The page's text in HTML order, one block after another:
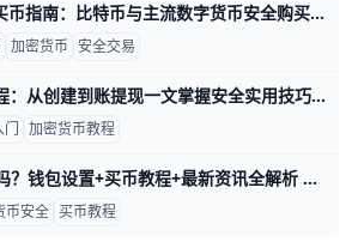
2026买币指南：比特币与主流数字货币安全购买全流程 2026年买币，最重要的是先把“怎么买得安全”放在“买什么”前面。对新手来说，比特币通常是第一选择，因为它流动性高、市场认知度强，适合先建立基础仓位；如果你还想配置主流数字货币，可以再考虑以太坊、BNB、SOL等，但最好先从1种到2种开始，不要一上来买很多币。
加密货币 安全交易
数字钱包使用教程：从创建到账提现一文掌握安全实用技巧 数字钱包使用教程：从创建到提现吗？一步步教你掌握数字钱包 数字钱包（加密钱包）是一种管理比特币、以太坊等数字货币的工具，它保存的是你的“钥匙”，而不是币本身。你可以把区块链想象成一个公共账本，所有转账记录都写在上面，而数字钱包就像你用来“签字”的签字笔和签名本。比如，当你用钱包给别人转 0.01 个比特币时，实际上是用你的私钥对这笔交易签名，再让网络来确认。正因为这样，谁掌握了你的私钥或助记词，谁就等于掌握了你钱包里的全部资产，所以钱包的使用和保存非常重要。
加密货币教程
欧亿交易所安全吗？钱包设置+买币教程+最新资讯全解析 欧亿交易所（即歐yi，常被国内用户称为“鸥易 / 欧亿”）是全球主流的加密货币交易平台之一，长期处于全球日均交易量和用户规模的前列。根据公开数据，欧交易所拥有超过两千万注册用户，支持超过300种主流币种和上千个交易对，覆盖现货、杠杆、合约、期权等多种交易形式。平台已运营多年，经历过2018年、2021年和2022年几轮市场大幅波动，整体系统稳定性与风控能力已经过市场验证。从安全角度来看，欧亿采用冷热钱包隔离、多层加密、SSL安全传输和双重验证（2FA）等技术，将大部分用户资金存放在离线冷钱包中，降低被黑客直接攻击的概率。例如，在2022年加密市场出现多起交易所被攻击事件时，O易通过严格的冷钱包管理和快速应急响应，未发生大规模用户资产损失。
币安全 买币教程